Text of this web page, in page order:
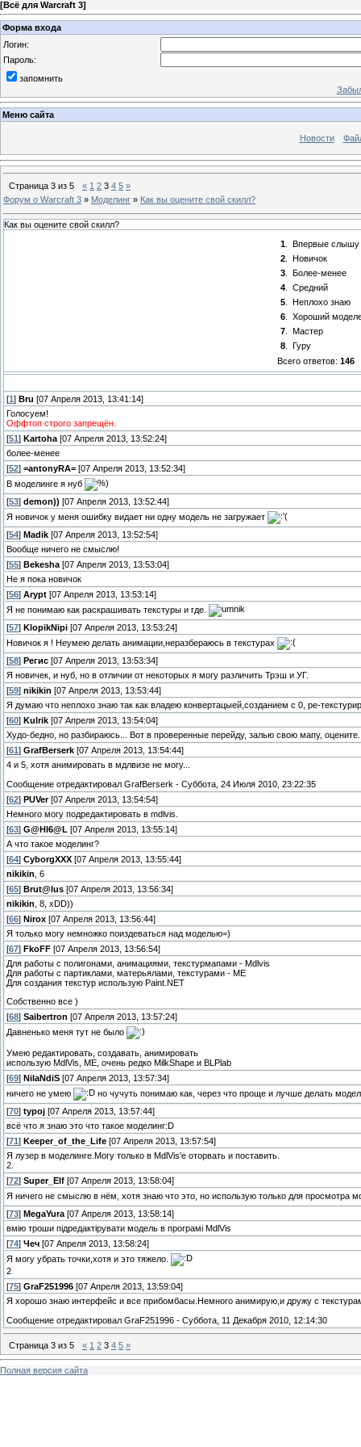
[Всё для Warcraft 3]
Форма входа
Логин:
Пароль:
запомнить
Меню сайта
Новости
Страница 3 из 5 « 1 2 3 4 5 »
Форум о Warcraft 3 » Моделинг » Как вы оцените свой скилл?
Как вы оцените свой скилл?
1.
Впервые слышу
2.
Новичок
3.
Более-менее
4.
Средний
5.
Неплохо знаю
6.
Хороший
7.
Мастер
8.
Гуру
Всего ответов: 146
[1 ] Bru [07 Апреля 2013, 13:41:14]
Голосуем!
Оффтоп строго запрещён.
[51 ] Kartoha [07 Апреля 2013, 13:52:24]
более-менее
[52] =antonyRA= [07 Апреля 2013, 13:52:34]
В моделинге я нуб
[53] demon)) [07 Апреля 2013, 13:52:44]
Я новичок у меня ошибку видает ни одну модель не загружает
[54] Madik [07 Апреля 2013, 13:52:54]
Вообще ничего не смыслю!
[55] Bekesha [07 Апреля 2013, 13:53:04]
Не я пока новичок
[56] Arypt [07 Апреля 2013, 13:53:14]
Я не понимаю как раскрашивать текстуры и где.
[57] KlopikNipi [07 Апреля 2013, 13:53:24]
Новичок я ! Неумею делать анимации,неразбераюсь в текстурах
[58] Регис [07 Апреля 2013, 13:53:34]
Я новичек, и нуб, но в отличии от некоторых я могу различить Трэш и УГ.
[59] nikikin [07 Апреля 2013, 13:53:44]
Я думаю что неплохо знаю так как владею конвертацыей,созданием с 0, ре-
[60] Kulrik [07 Апреля 2013, 13:54:04]
Худо-бедно, но разбираюсь... Вот в проверенные перейду, залью свою мапу, оцените.
[61 ] GrafBerserk [07 Апреля 2013, 13:54:44]
4 и 5, хотя анимировать в мдлвизе не могу...
Сообщение отредактировал GrafBerserk - Суббота, 24 Июля 2010, 23:22:35
[62] PUVer[07 Апреля 2013, 13:54:54]
Немного могу подредактировать в mdlvis.
[63] G@HI6@L [07 Апреля 2013, 13:55:14]
А что такое моделинг?
[64] CyborgXXX [07 Апреля 2013, 13:55:44]
nikikin , 6
[65] Brut@lus [07 Апреля 2013, 13:56:34]
nikikin , 8, xDD))
[66] Nirox [07 Апреля 2013, 13:56:44]
Я только могу немножко поиздеваться над моделью=)
[67] FkoFF [07 Апреля 2013, 13:56:54]
Для работы с полигонами, анимациями, текстурмапами - Mdlvis
Для работы с партиклами, матерьялами, текстурами - ME
Для создания текстур использую Paint.NET
Собственно все )
[68] Saibertron [07 Апреля 2013, 13:57:24]
Давненько меня тут не было
Умею редактировать, создавать, анимировать
использую MdlVis, ME, очень редко MilkShape и BLPlab
[69] NilaNdiS [07 Апреля 2013, 13:57:34]
ничего не умею
но чучуть понимаю как, через что проще и лучше делать
[70] typoj [07 Апреля 2013, 13:57:44]
всё что я знаю это что такое моделинг:D
[71 ] Keeper_of_the_Life [07 Апреля 2013, 13:57:54]
Я лузер в моделинге.Могу только в MdlVis'e оторвать и поставить.
2.
[72] Super_Elf [07 Апреля 2013, 13:58:04]
Я ничего не смыслю в нём, хотя знаю что это, но использую только для просмотра
[73] MegaYura [07 Апреля 2013, 13:58:14]
вмію троши підредактірувати модель в програмі MdlVis
[74] Чеч [07 Апреля 2013, 13:58:24]
Я могу убрать точки,хотя и это тяжело.
2
[75] GraF251996 [07 Апреля 2013, 13:59:04]
Я хорошо знаю интерфейс и все прибомбасы.Немного анимирую,и дружу с
Сообщение отредактировал GraF251996 - Суббота, 11 Декабря 2010, 12:14:30
Страница 3 из 5 « 1 2 3 4 5 »
Полная версия сайта